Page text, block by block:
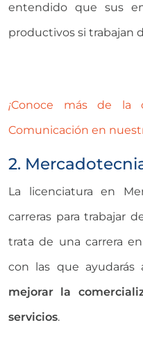
entendido que sus
productivos si trabajan
¡Conoce más de la
Comunicación en
2.
La licenciatura en
carreras para trabajar
trata de una carrera
con las que ayudarás
mejorar la
servicios.